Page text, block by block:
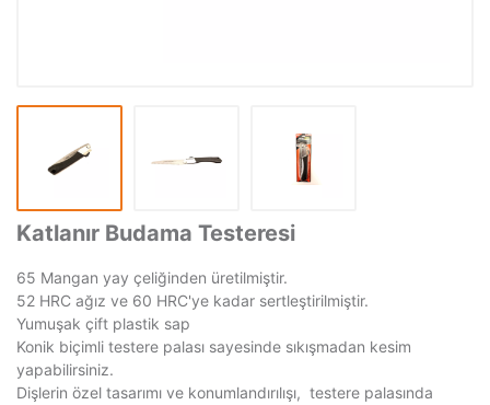
Katlanır Budama Testeresi
65 Mangan yay çeliğinden üretilmiştir.
52 HRC ağız ve 60 HRC'ye kadar sertleştirilmiştir.
Yumuşak çift plastik sap
Konik biçimli testere palası sayesinde sıkışmadan kesim
yapabilirsiniz.
Dişlerin özel tasarımı ve konumlandırılışı, testere palasında